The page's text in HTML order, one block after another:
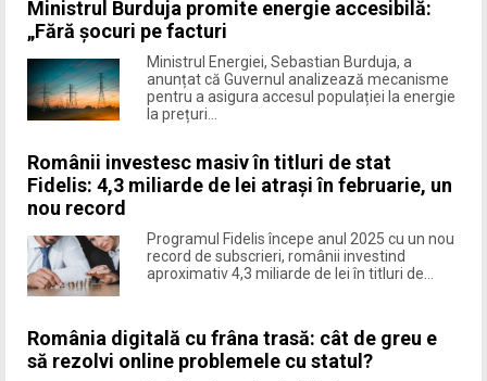
Ministrul Burduja promite energie accesibilă:
„Fără șocuri pe facturi
Ministrul Energiei, Sebastian Burduja, a
anunțat că Guvernul analizează mecanisme
pentru a asigura accesul populației la energie
la prețuri...
Românii investesc masiv în titluri de stat
Fidelis: 4,3 miliarde de lei atrași în februarie, un
nou record
Programul Fidelis începe anul 2025 cu un nou
record de subscrieri, românii investind
aproximativ 4,3 miliarde de lei în titluri de...
România digitală cu frâna trasă: cât de greu e
să rezolvi online problemele cu statul?